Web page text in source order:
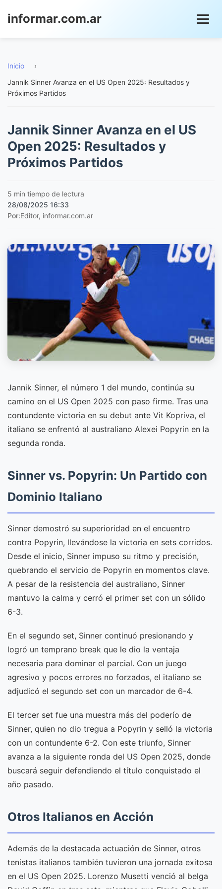
informar.com.ar
Inicio
›
Jannik Sinner Avanza en el US Open 2025: Resultados y
Próximos Partidos
Jannik Sinner Avanza en el US
Open 2025: Resultados y
Próximos Partidos
5 min tiempo de lectura
28/08/2025 16:33
Por:Editor, informar.com.ar
Jannik Sinner, el número 1 del mundo, continúa su
camino en el US Open 2025 con paso firme. Tras una
contundente victoria en su debut ante Vit Kopriva, el
italiano se enfrentó al australiano Alexei Popyrin en la
segunda ronda.
Sinner vs. Popyrin: Un Partido con
Dominio Italiano
Sinner demostró su superioridad en el encuentro
contra Popyrin, llevándose la victoria en sets corridos.
Desde el inicio, Sinner impuso su ritmo y precisión,
quebrando el servicio de Popyrin en momentos clave.
A pesar de la resistencia del australiano, Sinner
mantuvo la calma y cerró el primer set con un sólido
6-3.
En el segundo set, Sinner continuó presionando y
logró un temprano break que le dio la ventaja
necesaria para dominar el parcial. Con un juego
agresivo y pocos errores no forzados, el italiano se
adjudicó el segundo set con un marcador de 6-4.
El tercer set fue una muestra más del poderío de
Sinner, quien no dio tregua a Popyrin y selló la victoria
con un contundente 6-2. Con este triunfo, Sinner
avanza a la siguiente ronda del US Open 2025, donde
buscará seguir defendiendo el título conquistado el
año pasado.
Otros Italianos en Acción
Además de la destacada actuación de Sinner, otros
tenistas italianos también tuvieron una jornada exitosa
en el US Open 2025. Lorenzo Musetti venció al belga